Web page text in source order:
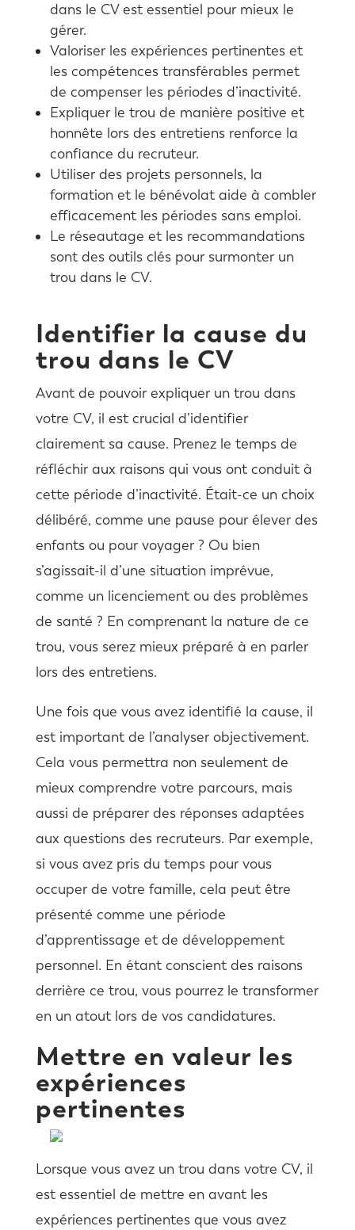
dans le CV est essentiel pour mieux le
gérer.
Valoriser les expériences pertinentes et
les compétences transférables permet
de compenser les périodes d’inactivité.
Expliquer le trou de manière positive et
honnête lors des entretiens renforce la
confiance du recruteur.
Utiliser des projets personnels, la
formation et le bénévolat aide à combler
efficacement les périodes sans emploi.
Le réseautage et les recommandations
sont des outils clés pour surmonter un
trou dans le CV.
Identifier la cause du
trou dans le CV
Avant de pouvoir expliquer un trou dans
votre CV, il est crucial d’identifier
clairement sa cause. Prenez le temps de
réfléchir aux raisons qui vous ont conduit à
cette période d’inactivité. Était-ce un choix
délibéré, comme une pause pour élever des
enfants ou pour voyager ? Ou bien
s’agissait-il d’une situation imprévue,
comme un licenciement ou des problèmes
de santé ? En comprenant la nature de ce
trou, vous serez mieux préparé à en parler
lors des entretiens.
Une fois que vous avez identifié la cause, il
est important de l’analyser objectivement.
Cela vous permettra non seulement de
mieux comprendre votre parcours, mais
aussi de préparer des réponses adaptées
aux questions des recruteurs. Par exemple,
si vous avez pris du temps pour vous
occuper de votre famille, cela peut être
présenté comme une période
d’apprentissage et de développement
personnel. En étant conscient des raisons
derrière ce trou, vous pourrez le transformer
en un atout lors de vos candidatures.
Mettre en valeur les
expériences
pertinentes
Lorsque vous avez un trou dans votre CV, il
est essentiel de mettre en avant les
expériences pertinentes que vous avez